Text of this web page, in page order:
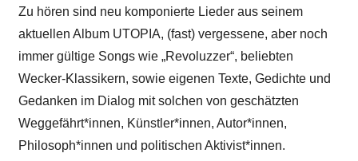
Zu hören sind neu komponierte Lieder aus seinem
aktuellen Album UTOPIA, (fast) vergessene, aber noch
immer gültige Songs wie „Revoluzzer“, beliebten
Wecker-Klassikern, sowie eigenen Texte, Gedichte und
Gedanken im Dialog mit solchen von geschätzten
Weggefährt*innen, Künstler*innen, Autor*innen,
Philosoph*innen und politischen Aktivist*innen.